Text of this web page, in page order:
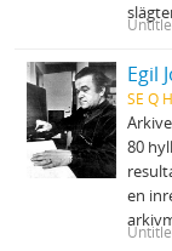
Egil
SE Q
80
en